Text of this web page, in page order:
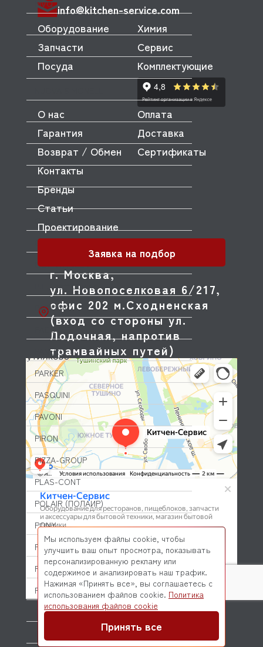
MVQ
NEMOX
NOPEIN
NTF
ODE
OEM
OLAB
OLIS
OLYMPIA
OMNIWASH
ORVED
OZTIRYAKILER
P.L. Proff Cuisine
PACKVAC
PACOJET
PANERO
PARKER
PASQUINI
PAVONI
PIRON
PIZZA-GROUP
PLAS-CONT
POLAIR (ПОЛАИР)
PONY
POPCAKE
PRATICA
PRIMAX
PRIMUS
info@kitchen-service.com
г. Москва,
ул. Новопоселковая 6/217,
офис 202 м.Сходненская
(вход со стороны ул.
Лодочная, напротив
трамвайных путей)
Оборудование
Запчасти
Посуда
Химия
Сервис
Комплектующие
О нас
Оплата
Гарантия
Доставка
Возврат / Обмен
Сертификаты
Контакты
Бренды
Статьи
Проектирование
Заявка на подбор
© 2026 Kitchen-Service.com Интернет-магазин запчастей
и оборудования профессиональной кухни
Мы используем файлы cookie, чтобы
улучшить ваш опыт просмотра, показывать
персонализированную рекламу или
содержимое и анализировать наш трафик.
Нажимая «Принять все», вы соглашаетесь с
использованием файлов cookie. Политика
использования файлов cookie
Принять все